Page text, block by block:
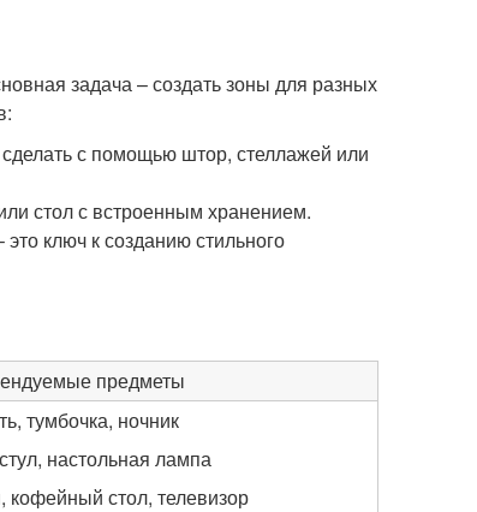
задача – создать зоны для разных
с помощью штор, стеллажей или
стол с встроенным хранением.
ключ к созданию стильного
предметы
тумбочка, ночник
настольная лампа
кофейный стол, телевизор